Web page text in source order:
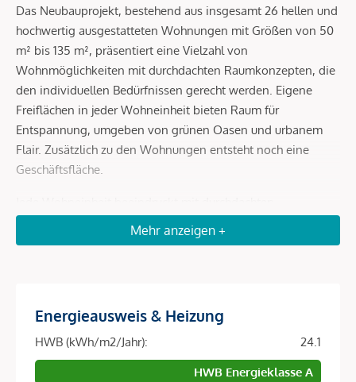
Das Neubauprojekt, bestehend aus insgesamt 26 hellen und
hochwertig ausgestatteten Wohnungen mit Größen von 50
m² bis 135 m², präsentiert eine Vielzahl von
Wohnmöglichkeiten mit durchdachten Raumkonzepten, die
den individuellen Bedürfnissen gerecht werden. Eigene
Freiflächen in jeder Wohneinheit bieten Raum für
Entspannung, umgeben von grünen Oasen und urbanem
Flair. Zusätzlich zu den Wohnungen entsteht noch eine
Geschäftsfläche.
Raumkonzepten, hochwertigen Ausstattungen und eigenen
Freiflächen, die Ruhe und Erholung inmitten grüner Oasen
Durch die Integration einer Photovoltaik-Anlage am Dach
Zusätzlich garantiert das unabhängige Heiz- und
Mehr anzeigen +
Energieausweis & Heizung
HWB (kWh/m2/Jahr):
24.1
HWB Energieklasse A